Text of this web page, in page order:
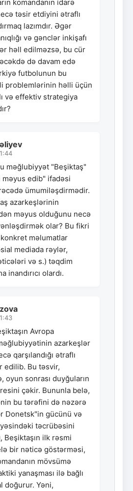
komandanın idarə
təsir etdiyini ətraflı
lazımdır. Əgər
və gənclər inkişafı
həll edilməzsə, bu cür
də davam edə
futbolunun bu
problemlərinin həlli üçün
və effektiv strategiya
məğlubiyyət "Beşiktaş"
edib" ifadəsi
ümumiləşdirmədir.
azarkeşlərinin
məyus olduğunu necə
olar? Bu fikri
məlumatlar
mediada rəylər,
və s.) təqdim
inandırıcı olardı.
Avropa
azarkeşlər
qarşılandığı ətraflı
edilib. Bu təsvir,
oyun sonrası duyğuların
çəkir. Bununla belə,
bu tərəfini də nəzərə
Donetsk"in gücünü və
təcrübəsini
Beşiktaşın ilk rəsmi
bir nəticə göstərməsi,
mövsümə
yanaşması ilə bağlı
doğurur. Yəni,